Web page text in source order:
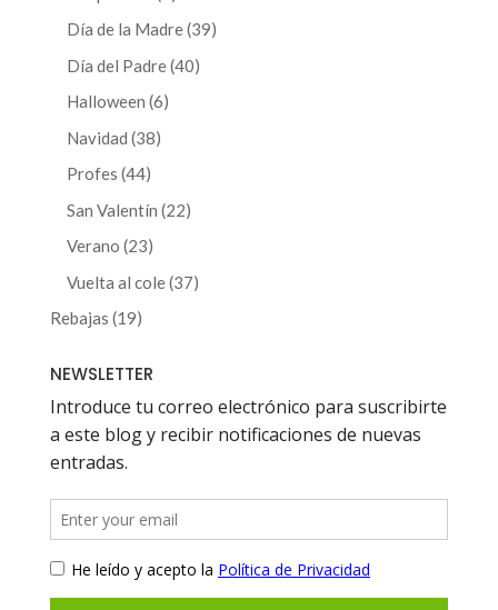
producto
Día de la Madre 3939
Día del Padre 4040
Halloween 66
Navidad 3838
Profes 4444
productos
San Valentín 2222
Verano 2323
productos
Vuelta al cole 3737
Rebajas 1919
NEWSLETTER